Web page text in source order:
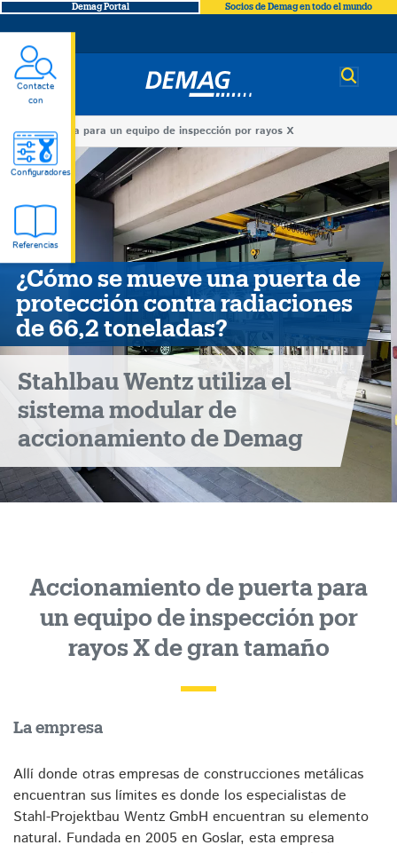
Demag Portal Socios de Demag en todo el mundo
Demag
You
are
puerta para un equipo de inspección por rayos X
Contacte
con
Configuradores
Referencias
puerta
para
un
equipo
de
inspección
por
rayos
X
¿Cómo se mueve una puerta de
protección contra radiaciones
de 66,2 toneladas?
Stahlbau Wentz utiliza el
sistema modular de
accionamiento de Demag
Accionamiento de puerta para
un equipo de inspección por
rayos X de gran tamaño
La empresa
Allí donde otras empresas de construcciones metálicas
encuentran sus límites es donde los especialistas de
Stahl-Projektbau Wentz GmbH encuentran su elemento
natural. Fundada en 2005 en Goslar, esta empresa